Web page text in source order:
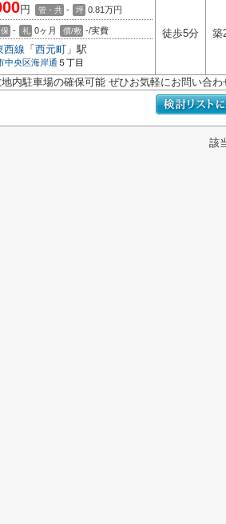
円 管・共 - 坪 0.81 万円
保 - 礼 0ヶ月 償/敷 -/実費
西線 「 西元町 」駅
中央区海岸通 ５丁目
徒歩5分 築
内駐車場の確保可能 ぜひお気軽にお問い合わ
該